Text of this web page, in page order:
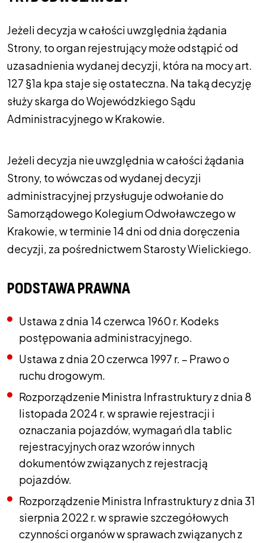
Jeżeli decyzja w całości uwzględnia żądania
Strony, to organ rejestrujący może odstąpić od
uzasadnienia wydanej decyzji, która na mocy art.
127 §1a kpa staje się ostateczna. Na taką decyzję
służy skarga do Wojewódzkiego Sądu
Administracyjnego w Krakowie.
Jeżeli decyzja nie uwzględnia w całości żądania
Strony, to wówczas od wydanej decyzji
administracyjnej przysługuje odwołanie do
Samorządowego Kolegium Odwoławczego w
Krakowie, w terminie 14 dni od dnia doręczenia
decyzji, za pośrednictwem Starosty Wielickiego.
PODSTAWA PRAWNA
Ustawa z dnia 14 czerwca 1960 r. Kodeks
postępowania administracyjnego.
Ustawa z dnia 20 czerwca 1997 r. – Prawo o
ruchu drogowym.
Rozporządzenie Ministra Infrastruktury z dnia 8
listopada 2024 r. w sprawie rejestracji i
oznaczania pojazdów, wymagań dla tablic
rejestracyjnych oraz wzorów innych
dokumentów związanych z rejestracją
pojazdów.
Rozporządzenie Ministra Infrastruktury z dnia 31
sierpnia 2022 r. w sprawie szczegółowych
czynności organów w sprawach związanych z